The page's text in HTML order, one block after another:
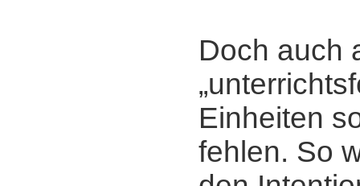
Doch auch
Einheiten
fehlen. So